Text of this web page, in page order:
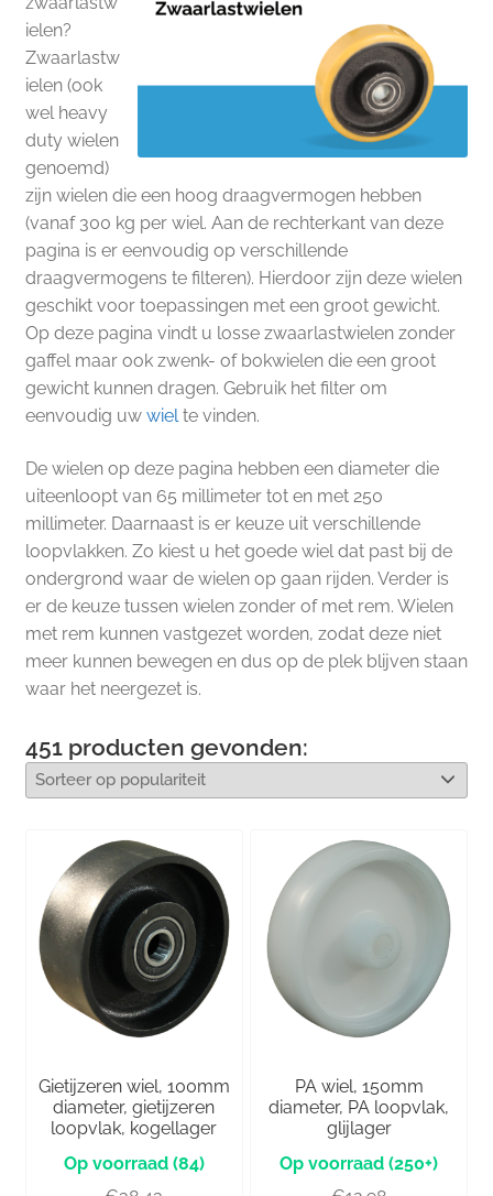
ielen?
Zwaarlastw
ielen (ook
wel heavy
duty wielen
genoemd)
zijn wielen die een hoog draagvermogen hebben
(vanaf 300 kg per wiel. Aan de rechterkant van deze
pagina is er eenvoudig op verschillende
draagvermogens te filteren). Hierdoor zijn deze wielen
geschikt voor toepassingen met een groot gewicht.
Op deze pagina vindt u losse zwaarlastwielen zonder
gaffel maar ook zwenk- of bokwielen die een groot
gewicht kunnen dragen. Gebruik het filter om
eenvoudig uw wielte vinden.
De wielen op deze pagina hebben een diameter die
uiteenloopt van 65 millimeter tot en met 250
millimeter. Daarnaast is er keuze uit verschillende
loopvlakken. Zo kiest u het goede wiel dat past bij de
ondergrond waar de wielen op gaan rijden. Verder is
er de keuze tussen wielen zonder of met rem. Wielen
met rem kunnen vastgezet worden, zodat deze niet
meer kunnen bewegen en dus op de plek blijven staan
waar het neergezet is.
451producten gevonden:
Gietijzeren wiel, 100mm
diameter, gietijzeren
loopvlak, kogellager
(84)
PA wiel, 150mm
diameter, PA loopvlak,
glijlager
(250+)